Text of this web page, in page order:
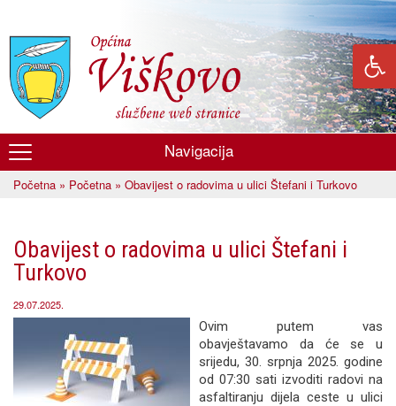
glavni
sadržaj
Općina
Viškovo
Navigacija
Početna » Početna » Obavijest o radovima u ulici Štefani i Turkovo
Obavijest o radovima u ulici Štefani i
Turkovo
29.07.2025.
Ovim putem vas
obavještavamo da će se u
srijedu, 30. srpnja 2025. godine
od 07:30 sati izvoditi radovi na
asfaltiranju dijela ceste u ulici